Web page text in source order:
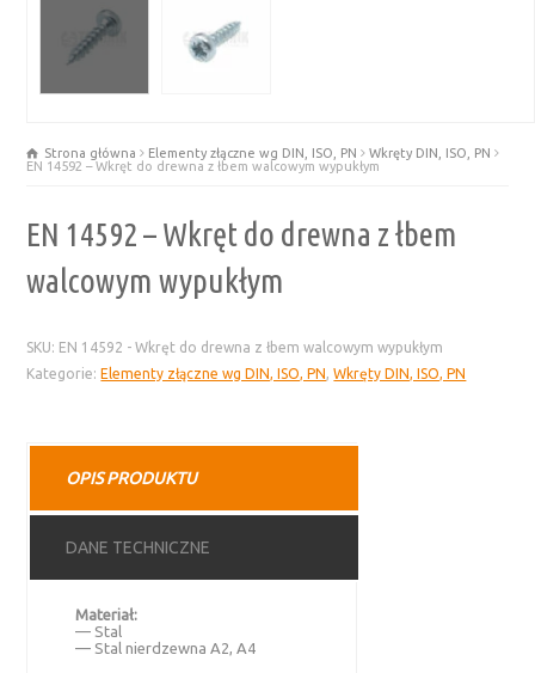
Strona główna Elementy złączne wg DIN, ISO, PN
Wkręty DIN, ISO, PN
EN 14592 – Wkręt do drewna z łbem walcowym wypukłym
EN 14592 – Wkręt do drewna z łbem
walcowym wypukłym
SKU: EN 14592 - Wkręt do drewna z łbem walcowym wypukłym
Kategorie:Elementy złączne wg DIN, ISO, PN,Wkręty DIN, ISO, PN
OPIS PRODUKTU
DANE TECHNICZNE
Materiał:
— Stal
— Stal nierdzewna A2, A4